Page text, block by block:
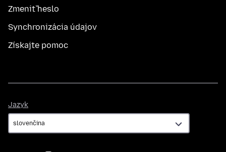
Zmeniť heslo
Synchronizácia údajov
Získajte pomoc
Jazyk